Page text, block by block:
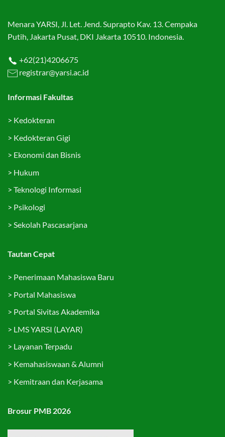
Menara YARSI, Jl. Let. Jend. Suprapto Kav. 13. Cempaka
Putih, Jakarta Pusat, DKI Jakarta 10510. Indonesia.
+62(21)4206675
registrar@yarsi.ac.id
Informasi Fakultas
> Kedokteran
> Kedokteran Gigi
> Ekonomi dan Bisnis
> Hukum
> Teknologi Informasi
> Psikologi
> Sekolah Pascasarjana
Tautan Cepat
> Penerimaan Mahasiswa Baru
> Portal Mahasiswa
> Portal Sivitas Akademika
> LMS YARSI (LAYAR)
> Layanan Terpadu
> Kemahasiswaan & Alumni
> Kemitraan dan Kerjasama
Brosur PMB 2026